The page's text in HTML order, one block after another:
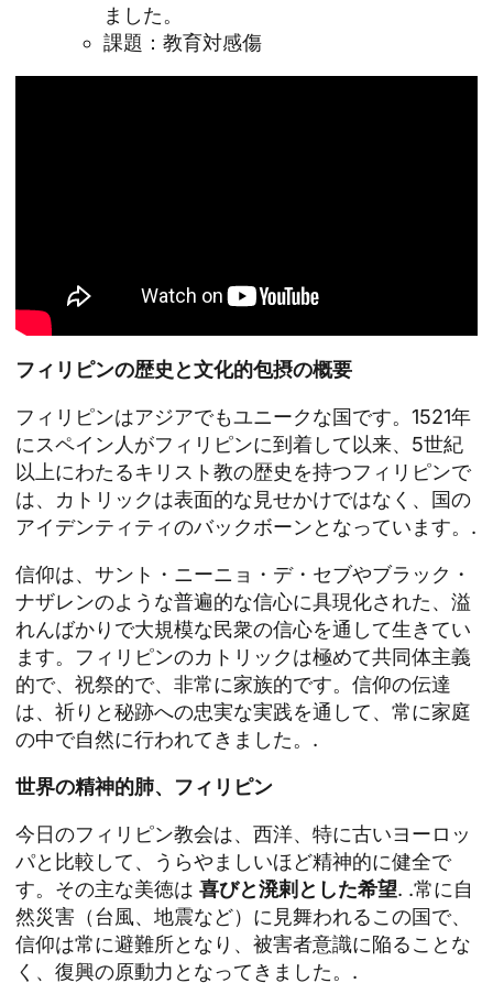
ました。
課題：教育対感傷
フィリピンの歴史と文化的包摂の概要
フィリピンはアジアでもユニークな国です。1521年
にスペイン人がフィリピンに到着して以来、5世紀
以上にわたるキリスト教の歴史を持つフィリピンで
は、カトリックは表面的な見せかけではなく、国の
アイデンティティのバックボーンとなっています。.
信仰は、サント・ニーニョ・デ・セブやブラック・
ナザレンのような普遍的な信心に具現化された、溢
れんばかりで大規模な民衆の信心を通して生きてい
ます。フィリピンのカトリックは極めて共同体主義
的で、祝祭的で、非常に家族的です。信仰の伝達
は、祈りと秘跡への忠実な実践を通して、常に家庭
の中で自然に行われてきました。.
世界の精神的肺、フィリピン
今日のフィリピン教会は、西洋、特に古いヨーロッ
パと比較して、うらやましいほど精神的に健全で
す。その主な美徳は 喜びと溌剌とした希望. .常に自
然災害（台風、地震など）に見舞われるこの国で、
信仰は常に避難所となり、被害者意識に陥ることな
く、復興の原動力となってきました。.